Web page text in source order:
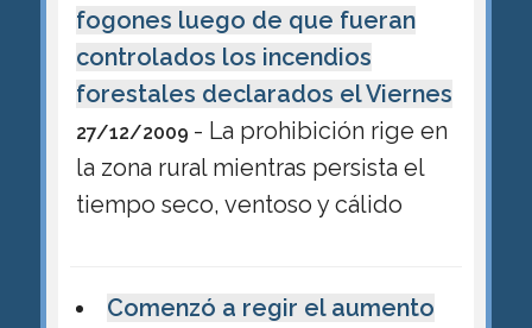
fogones luego de que fueran
controlados los incendios
forestales declarados el Viernes
27/12/2009 - La prohibición rige en
la zona rural mientras persista el
tiempo seco, ventoso y cálido
Comenzó a regir el aumento